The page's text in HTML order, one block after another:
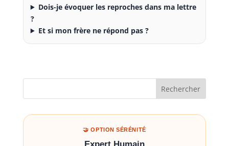
Dois-je évoquer les reproches dans ma lettre
?
Et si mon frère ne répond pas ?
Rechercher
🤝 OPTION SÉRÉNITÉ